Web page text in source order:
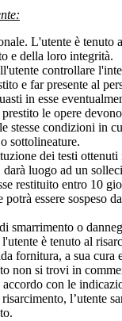
L'utente è tenuto
e della loro integrità.
controllare
e far presente al
in esse
le opere
stesse condizioni in
sottolineature.
dei testi ottenuti
darà luogo ad un
restituito entro 10
potrà essere sospeso
smarrimento o
è tenuto al
fornitura, a sua cura
non si trovi in
con le
l’utente